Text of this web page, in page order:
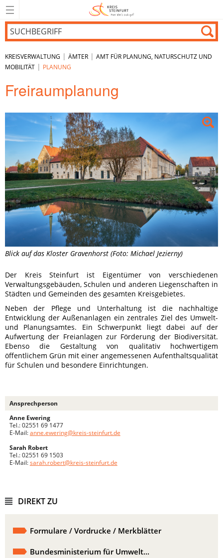
KREISVERWALTUNG | ÄMTER | AMT FÜR PLANUNG, NATURSCHUTZ UND
MOBILITÄT | PLANUNG
Freiraumplanung
Blick auf das Kloster Gravenhorst (Foto: Michael Jezierny)
Der Kreis Steinfurt ist Eigentümer von verschiedenen
Verwaltungsgebäuden, Schulen und anderen Liegenschaften in
Städten und Gemeinden des gesamten Kreisgebietes.
Neben der Pflege und Unterhaltung ist die nachhaltige
Entwicklung der Außenanlagen ein zentrales Ziel des Umwelt-
und Planungsamtes. Ein Schwerpunkt liegt dabei auf der
Aufwertung der Freianlagen zur Förderung der Biodiversität.
Ebenso die Gestaltung von qualitativ hochwertigem
öffentlichem Grün mit einer angemessenen Aufenthaltsqualität
für Schulen und besondere Einrichtungen.
Ansprechperson
Anne Ewering
Tel.: 02551 69 1477
E-Mail:anne.ewering@kreis-steinfurt.de
Sarah Robert
Tel.: 02551 69 1503
E-Mail:sarah.robert@kreis-steinfurt.de
DIREKT ZU
Formulare / Vordrucke / Merkblätter
Bundesministerium für Umwelt...